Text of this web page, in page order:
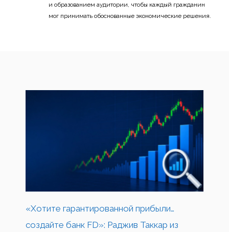
и образованием аудитории, чтобы каждый гражданин
мог принимать обоснованные экономические решения.
«Хотите гарантированной прибыли…
создайте банк FD»: Раджив Таккар из